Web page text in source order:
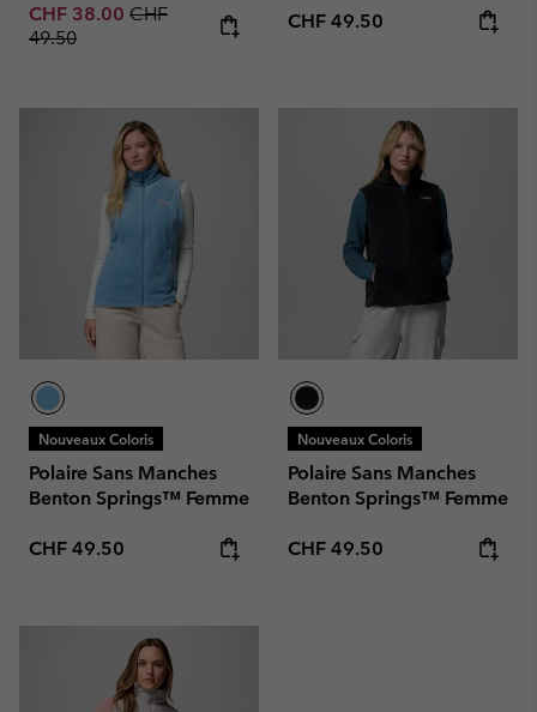
Sale price:
CHF 38.00 Regular price:
CHF
49.50
Regular price:
CHF 49.50
Nouveaux Coloris
Polaire Sans Manches
Benton Springs™ Femme
Regular price:
CHF 49.50
Nouveaux Coloris
Polaire Sans Manches
Benton Springs™ Femme
Regular price:
CHF 49.50